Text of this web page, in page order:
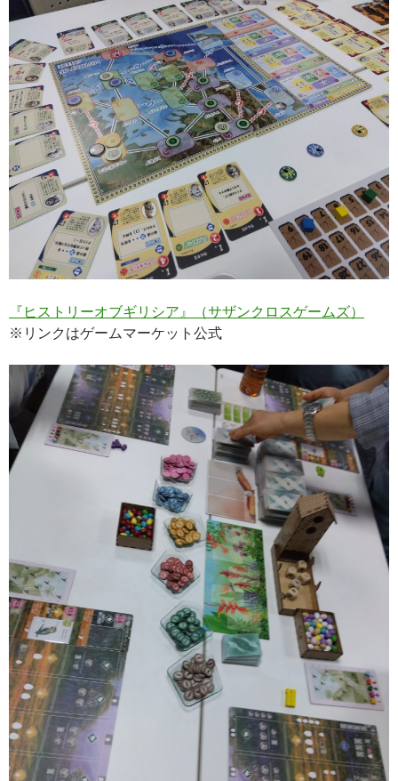
『ヒストリーオブギリシア』（サザンクロスゲームズ）
※リンクはゲームマーケット公式